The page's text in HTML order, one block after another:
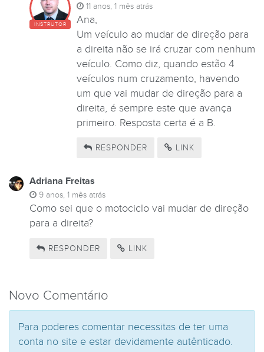
INSTRUTOR
11 anos, 1 mês atrás
Ana,
Um veículo ao mudar de direção para
a direita não se irá cruzar com nenhum
veículo. Como diz, quando estão 4
veículos num cruzamento, havendo
um que vai mudar de direção para a
direita, é sempre este que avança
primeiro. Resposta certa é a B.
RESPONDER LINK
Adriana Freitas
9 anos, 1 mês atrás
Como sei que o motociclo vai mudar de direção
para a direita?
RESPONDER LINK
Novo Comentário
Para poderes comentar necessitas de ter uma
conta no site e estar devidamente autênticado.